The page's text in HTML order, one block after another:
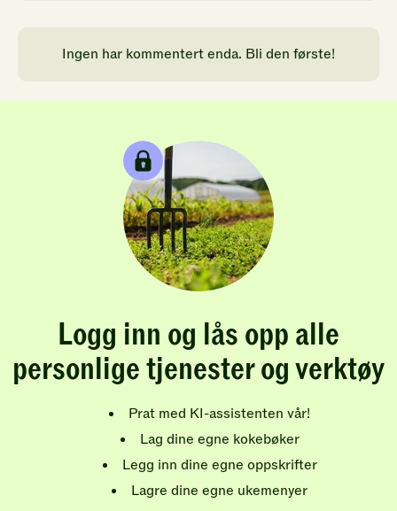
Ingen har kommentert enda. Bli den første!
Logg inn og lås opp alle
personlige tjenester og verktøy
Prat med KI-assistenten vår!
Lag dine egne kokebøker
Legg inn dine egne oppskrifter
Lagre dine egne ukemenyer